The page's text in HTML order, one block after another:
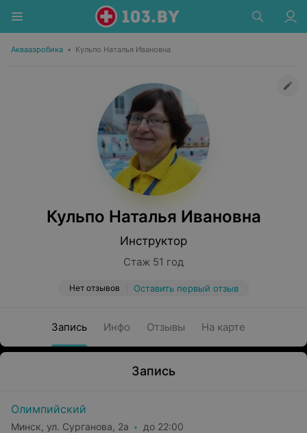
Аквааэробика • Кульпо Наталья Ивановна
Кульпо Наталья Ивановна
Инструктор
Стаж 51 год
Нет отзывов Оставить первый отзыв
Запись Инфо Отзывы На карте
Запись
Олимпийский
Минск, ул. Сурганова, 2а до 22:00